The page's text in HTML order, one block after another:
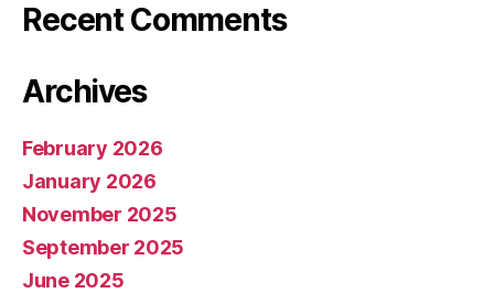
Recent Comments
Archives
February 2026
January 2026
November 2025
September 2025
June 2025